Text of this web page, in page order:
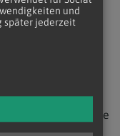
Trainings mit
werden die
zur Verteidigung
und Land
das
auf die
Dieses gehe
was damit zu tun
und
später jederzeit